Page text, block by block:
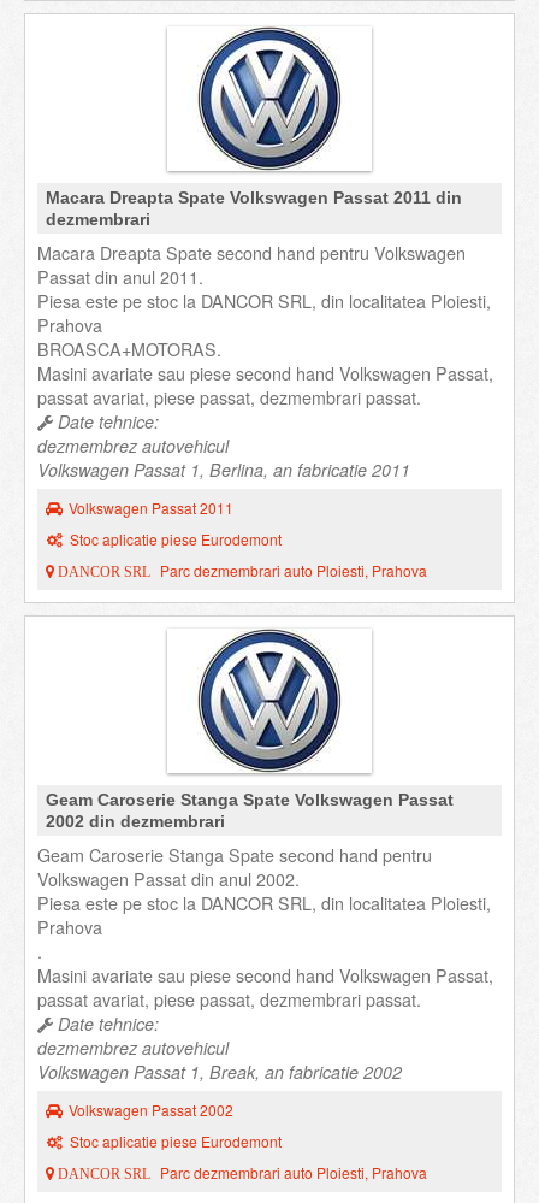
Macara Dreapta Spate Volkswagen Passat 2011 din
dezmembrari
Macara Dreapta Spate second hand pentru Volkswagen
Passat din anul 2011.
Piesa este pe stoc la DANCOR SRL, din localitatea Ploiesti,
Prahova
BROASCA+MOTORAS.
Masini avariate sau piese second hand Volkswagen Passat,
passat avariat, piese passat, dezmembrari passat.
Date tehnice:
dezmembrez autovehicul
Volkswagen Passat 1, Berlina, an fabricatie 2011
Volkswagen Passat 2011
Stoc aplicatie piese Eurodemont
DANCOR SRL Parc dezmembrari auto Ploiesti, Prahova
Geam Caroserie Stanga Spate Volkswagen Passat
2002 din dezmembrari
Geam Caroserie Stanga Spate second hand pentru
Volkswagen Passat din anul 2002.
Piesa este pe stoc la DANCOR SRL, din localitatea Ploiesti,
Prahova
.
Masini avariate sau piese second hand Volkswagen Passat,
passat avariat, piese passat, dezmembrari passat.
Date tehnice:
dezmembrez autovehicul
Volkswagen Passat 1, Break, an fabricatie 2002
Volkswagen Passat 2002
Stoc aplicatie piese Eurodemont
DANCOR SRL Parc dezmembrari auto Ploiesti, Prahova